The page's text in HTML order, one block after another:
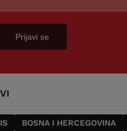
Prijavi se
BOSNA I HERCEGOVINA